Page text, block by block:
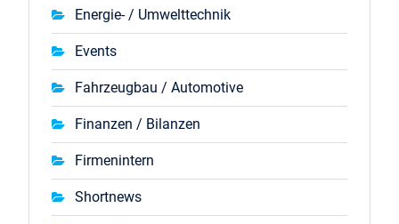
Energie- / Umwelttechnik
Events
Fahrzeugbau / Automotive
Finanzen / Bilanzen
Firmenintern
Shortnews